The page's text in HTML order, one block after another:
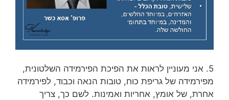
5. אני מעוניין לראות את הפיכת הפירמידה השלטונית,
מפירמידה של גריפת כוח, טובות הנאה וכבוד, לפירמידה
אחרת, של אומץ, אחריות ואמינות. לשם כך, צריך